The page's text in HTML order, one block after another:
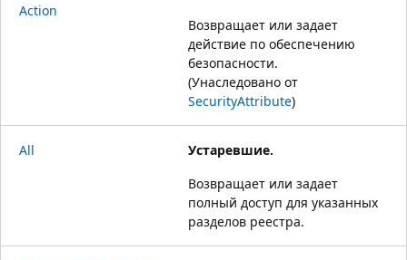
Action
Возвращает или задает
действие по обеспечению
безопасности.
(Унаследовано от
SecurityAttribute)
All
Устаревшие.
Возвращает или задает
полный доступ для указанных
разделов реестра.